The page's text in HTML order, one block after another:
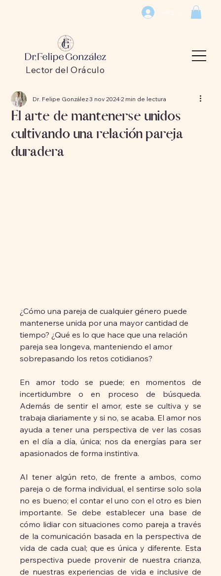
Iniciar sesión
Lector del Oráculo
El arte de mantenerse unidos
cultivando una relación pareja
duradera
Dr. Felipe González3 nov 20242 min de lectura
¿Cómo una pareja de cualquier género puede
mantenerse unida por una mayor cantidad de
tiempo? ¿Qué es lo que hace que una relación
pareja sea longeva, manteniendo el amor
sobrepasando los retos cotidianos?
En amor todo se puede; en momentos de
incertidumbre o en proceso de búsqueda.
Además de sentir el amor, este se cultiva y se
trabaja diariamente y si no, se acaba. El amor nos
ayuda a tener una perspectiva de ver las cosas
en el día a día, única; nos da energías para ser
apasionados de forma instintiva.
Al tener algún reto, de frente a ambos, como
pareja o de forma individual, el sentirse solo sola
no es bueno; el contar el uno con el otro es bien
importante. Se debe establecer una base de
cómo lidiar con situaciones como pareja a través
de la comunicación basada en la perspectiva de
vida de cada cual; que es única y diferente. Esta
perspectiva puede provenir de nuestra crianza,
de nuestras experiencias de vida e inclusive de